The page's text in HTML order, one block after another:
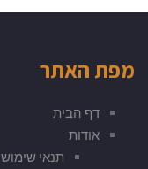
מפת האתר
דף הבית
אודות
תנאי שימוש